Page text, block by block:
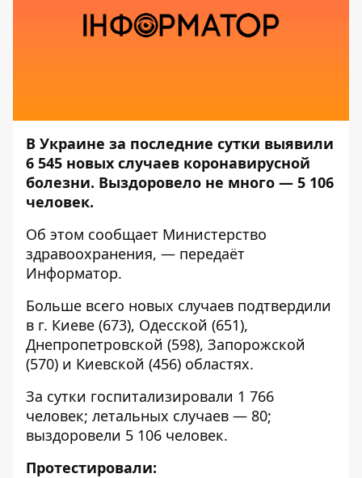
В Украине за последние сутки выявили
6 545 новых случаев коронавирусной
болезни. Выздоровело не много — 5 106
человек.
Об этом сообщает Министерство
здравоохранения, — передаёт
Информатор.
Больше всего новых случаев подтвердили
в г. Киеве (673), Одесской (651),
Днепропетровской (598), Запорожской
(570) и Киевской (456) областях.
За сутки госпитализировали 1 766
человек; летальных случаев — 80;
выздоровели 5 106 человек.
Протестировали: